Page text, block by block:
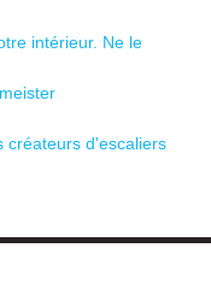
intérieur. Ne le
créateurs d'escaliers